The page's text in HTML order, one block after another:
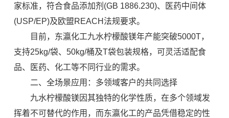
家标准，符合食品添加剂(GB 1886.230)、医药中间体
(USP/EP)及欧盟REACH法规要求。
目前，东瀛化工九水柠檬酸镁年产能突破5000T，
支持25kg/袋、50kg/桶及T袋包装规格，可灵活适配食
品、医药、化工等不同行业的需求。
二、全场景应用：多领域客户的共同选择
九水柠檬酸镁因其独特的化学性质，在多个领域发
挥着不可替代的作用，而东瀛化工的产品凭借稳定的性